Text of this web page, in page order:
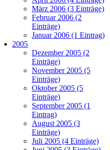
März 2006 (3 Einträge)
Februar 2006 (2
Einträge)
Januar 2006 (1 Eintrag)
2005
Dezember 2005 (2
Einträge)
November 2005 (5
Einträge)
Oktober 2005 (5
Einträge)
September 2005 (1
Eintrag)
August 2005 (3
Einträge)
Juli 2005 (4 Einträge)